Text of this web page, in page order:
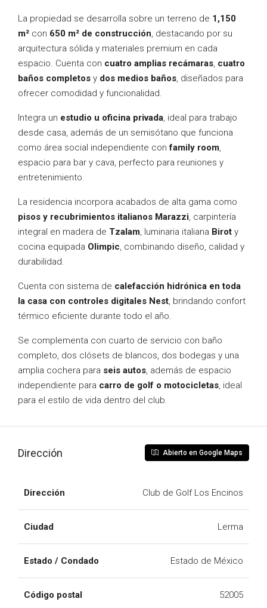
La propiedad se desarrolla sobre un terreno de 1,150
m² con 650 m² de construcción, destacando por su
arquitectura sólida y materiales premium en cada
espacio. Cuenta con cuatro amplias recámaras, cuatro
baños completos y dos medios baños, diseñados para
ofrecer comodidad y funcionalidad.
Integra un estudio u oficina privada, ideal para trabajo
desde casa, además de un semisótano que funciona
como área social independiente confamily room,
espacio para bar y cava, perfecto para reuniones y
entretenimiento.
La residencia incorpora acabados de alta gama como
pisos y recubrimientos italianos Marazzi, carpintería
integral en madera de Tzalam, luminaria italiana Birot y
cocina equipada Olimpic, combinando diseño, calidad y
durabilidad.
Cuenta con sistema de calefacción hidrónica en toda
la casa con controles digitales Nest, brindando confort
térmico eficiente durante todo el año.
Se complementa con cuarto de servicio con baño
completo, dos clósets de blancos, dos bodegas y una
amplia cochera para seis autos, además de espacio
independiente para carro de golf o motocicletas, ideal
para el estilo de vida dentro del club.
Dirección Abierto en Google Maps
Dirección Club de Golf Los Encinos
Ciudad Lerma
Estado / Condado Estado de México
Código postal 52005